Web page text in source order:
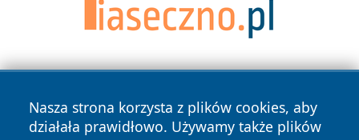
Nasza strona korzysta z plików cookies, aby
działała prawidłowo. Używamy także plików